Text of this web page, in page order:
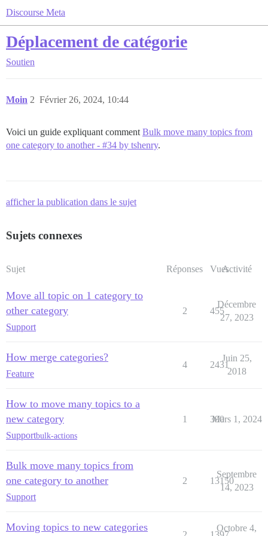
Discourse Meta
Déplacement de catégorie
Soutien
Moin Février 26, 2024, 10:44
2
Voici un guide expliquant comment Bulk move many topics from
one category to another - #34 by tshenry.
afficher la publication dans le sujet
Sujets connexes
Sujet Réponses VuesActivité
Move all topic on 1 category to
other category
Support
2 455
Décembre
27, 2023
How merge categories?
Feature
4 2431
Juin 25,
2018
How to move many topics to a
new category
Supportbulk-actions
1 390
Mars 1, 2024
Bulk move many topics from
one category to another
Support
2 13150
Septembre
14, 2023
Moving topics to new categories Octobre 4,